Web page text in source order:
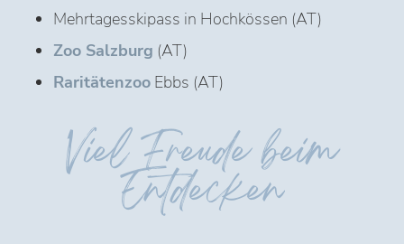
Mehrtagesskipass in Hochkössen (AT)
Zoo Salzburg (AT)
RaritätenzooEbbs (AT)
Viel Freude beim
Entdecken